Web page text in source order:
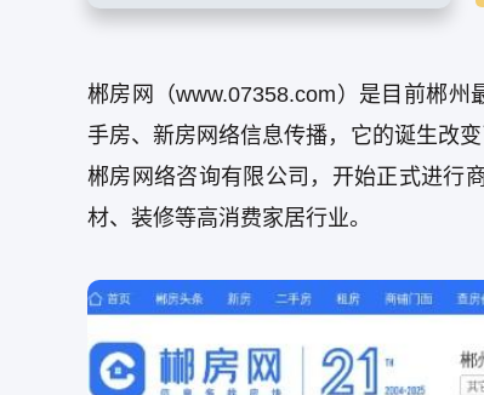
郴房网（www.07358.com）是目前郴
手房、新房网络信息传播，它的诞生改
郴房网络咨询有限公司，开始正式进行
材、装修等高消费家居行业。